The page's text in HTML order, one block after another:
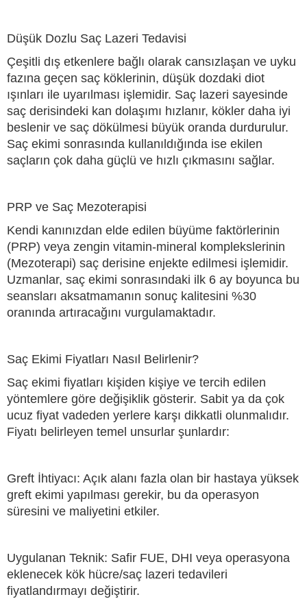
Düşük Dozlu Saç Lazeri Tedavisi
Çeşitli dış etkenlere bağlı olarak cansızlaşan ve uyku
fazına geçen saç köklerinin, düşük dozdaki diot
ışınları ile uyarılması işlemidir. Saç lazeri sayesinde
saç derisindeki kan dolaşımı hızlanır, kökler daha iyi
beslenir ve saç dökülmesi büyük oranda durdurulur.
Saç ekimi sonrasında kullanıldığında ise ekilen
saçların çok daha güçlü ve hızlı çıkmasını sağlar.
PRP ve Saç Mezoterapisi
Kendi kanınızdan elde edilen büyüme faktörlerinin
(PRP) veya zengin vitamin-mineral komplekslerinin
(Mezoterapi) saç derisine enjekte edilmesi işlemidir.
Uzmanlar, saç ekimi sonrasındaki ilk 6 ay boyunca bu
seansları aksatmamanın sonuç kalitesini %30
oranında artıracağını vurgulamaktadır.
Saç Ekimi Fiyatları Nasıl Belirlenir?
Saç ekimi fiyatları kişiden kişiye ve tercih edilen
yöntemlere göre değişiklik gösterir. Sabit ya da çok
ucuz fiyat vadeden yerlere karşı dikkatli olunmalıdır.
Fiyatı belirleyen temel unsurlar şunlardır:
Greft İhtiyacı: Açık alanı fazla olan bir hastaya yüksek
greft ekimi yapılması gerekir, bu da operasyon
süresini ve maliyetini etkiler.
Uygulanan Teknik: Safir FUE, DHI veya operasyona
eklenecek kök hücre/saç lazeri tedavileri
fiyatlandırmayı değiştirir.